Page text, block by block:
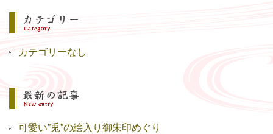
カテゴリーなし
可愛い”兎”の絵入り御朱印めぐり